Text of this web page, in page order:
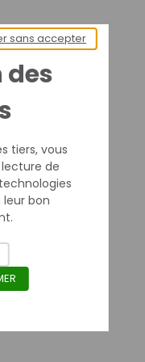
tiers, vous
de
leur bon
sans accepter